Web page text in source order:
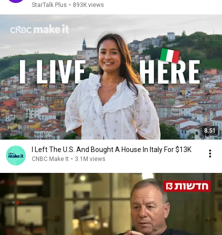
StarTalk Plus • 893K views
8:51
I Left The U.S. And Bought A House In Italy For $13K
CNBC Make It • 3.1M views